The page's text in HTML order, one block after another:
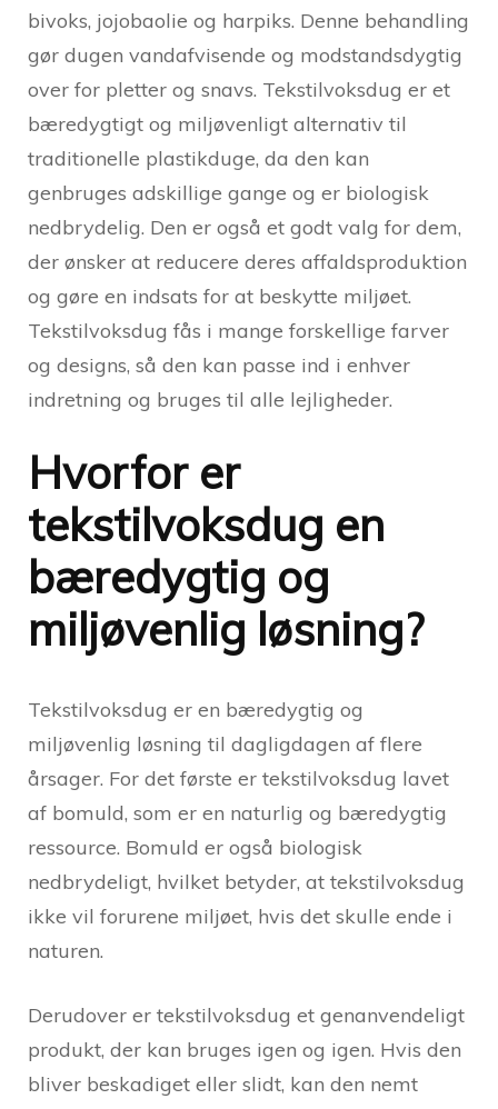
bivoks, jojobaolie og harpiks. Denne behandling
gør dugen vandafvisende og modstandsdygtig
over for pletter og snavs. Tekstilvoksdug er et
bæredygtigt og miljøvenligt alternativ til
traditionelle plastikduge, da den kan
genbruges adskillige gange og er biologisk
nedbrydelig. Den er også et godt valg for dem,
der ønsker at reducere deres affaldsproduktion
og gøre en indsats for at beskytte miljøet.
Tekstilvoksdug fås i mange forskellige farver
og designs, så den kan passe ind i enhver
indretning og bruges til alle lejligheder.
Hvorfor er
tekstilvoksdug en
bæredygtig og
miljøvenlig løsning?
Tekstilvoksdug er en bæredygtig og
miljøvenlig løsning til dagligdagen af flere
årsager. For det første er tekstilvoksdug lavet
af bomuld, som er en naturlig og bæredygtig
ressource. Bomuld er også biologisk
nedbrydeligt, hvilket betyder, at tekstilvoksdug
ikke vil forurene miljøet, hvis det skulle ende i
naturen.
Derudover er tekstilvoksdug et genanvendeligt
produkt, der kan bruges igen og igen. Hvis den
bliver beskadiget eller slidt, kan den nemt